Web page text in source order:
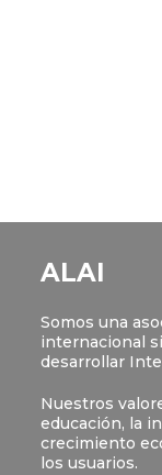
ALAI
Somos una
internacional
desarrollar
Nuestros
educación, la
crecimiento
los usuarios.